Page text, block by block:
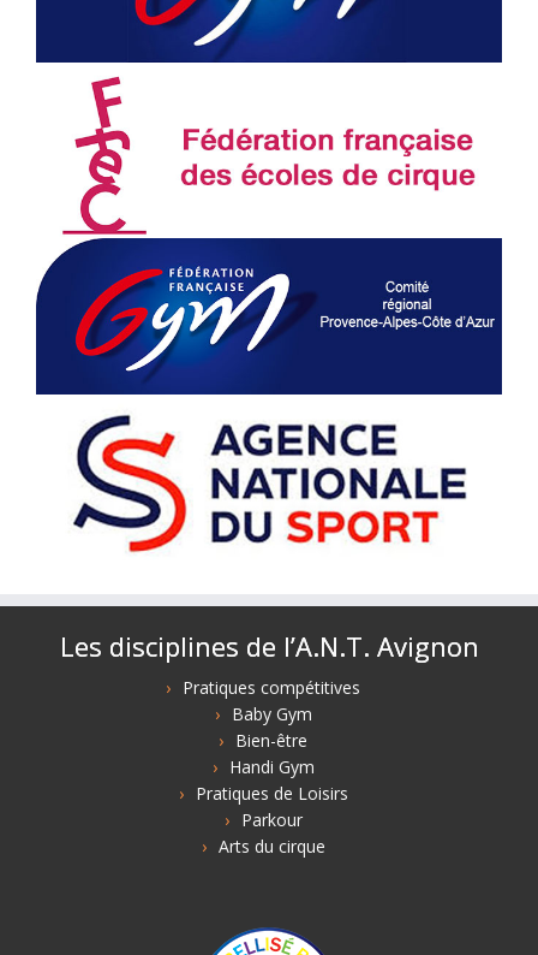
Les disciplines de l’A.N.T. Avignon
Pratiques compétitives
Baby Gym
Bien-être
Handi Gym
Pratiques de Loisirs
Parkour
Arts du cirque